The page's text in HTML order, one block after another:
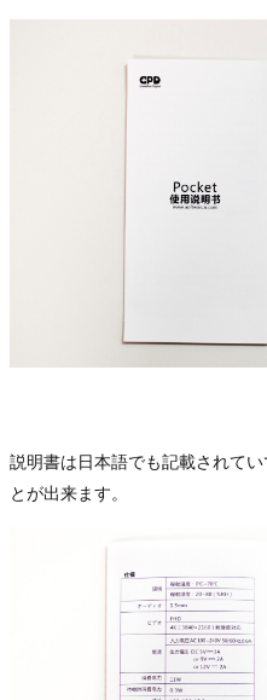
説明書は日本語でも記載されて
とが出来ます。